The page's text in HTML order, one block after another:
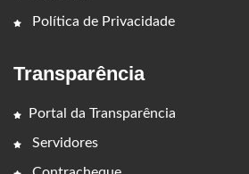
Política de Privacidade
Transparência
Portal da Transparência
Servidores